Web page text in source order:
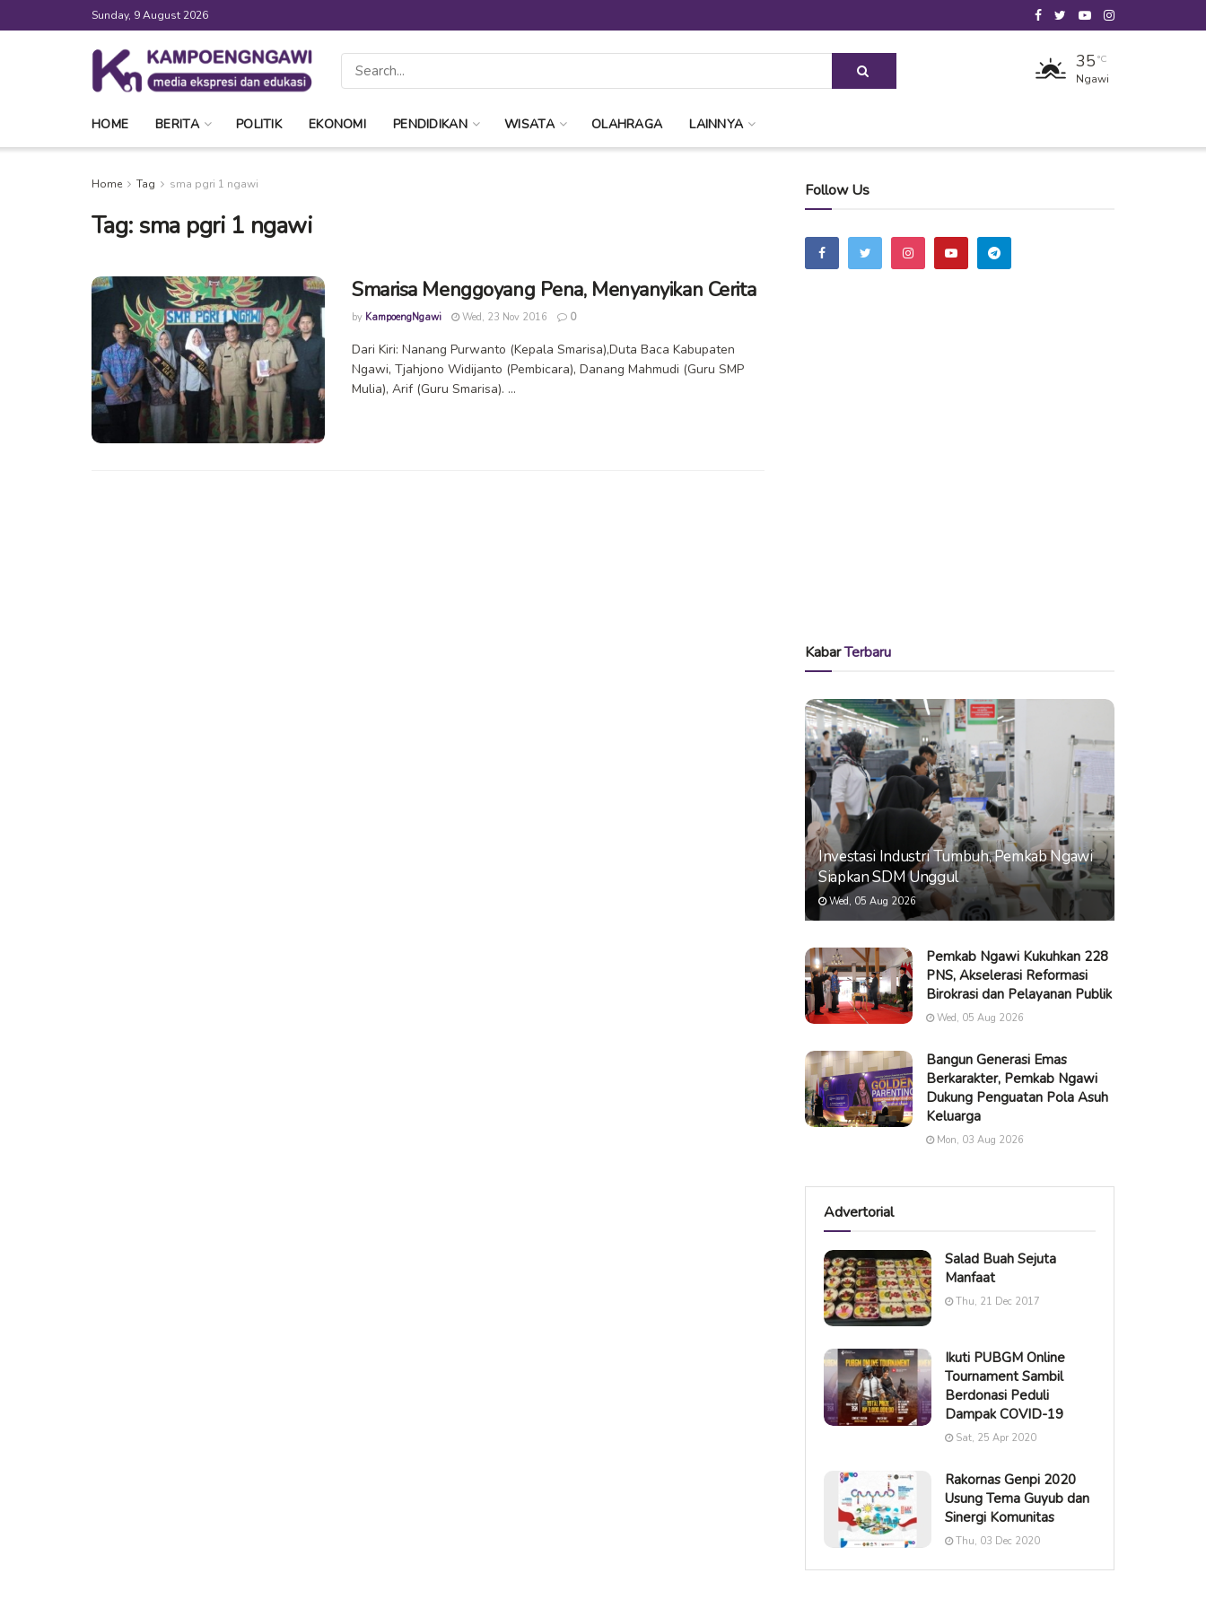
Sunday, 9 August 2026
35 °C
Ngawi
HOME BERITA POLITIK EKONOMI PENDIDIKAN WISATA OLAHRAGA LAINNYA
Home Tag sma pgri 1 ngawi
Tag: sma pgri 1 ngawi
Smarisa Menggoyang Pena, Menyanyikan Cerita
by KampoengNgawi Wed, 23 Nov 2016 0
Dari Kiri: Nanang Purwanto (Kepala Smarisa),Duta Baca Kabupaten
Ngawi, Tjahjono Widijanto (Pembicara), Danang Mahmudi (Guru SMP
Mulia), Arif (Guru Smarisa). ...
Follow Us
KabarTerbaru
Investasi Industri Tumbuh, Pemkab Ngawi
Siapkan SDM Unggul
Wed, 05 Aug 2026
Pemkab Ngawi Kukuhkan 228
PNS, Akselerasi Reformasi
Birokrasi dan Pelayanan Publik
Wed, 05 Aug 2026
Bangun Generasi Emas
Berkarakter, Pemkab Ngawi
Dukung Penguatan Pola Asuh
Keluarga
Mon, 03 Aug 2026
Advertorial
Salad Buah Sejuta
Manfaat
Thu, 21 Dec 2017
Ikuti PUBGM Online
Tournament Sambil
Berdonasi Peduli
Dampak COVID-19
Sat, 25 Apr 2020
Rakornas Genpi 2020
Usung Tema Guyub dan
Sinergi Komunitas
Thu, 03 Dec 2020